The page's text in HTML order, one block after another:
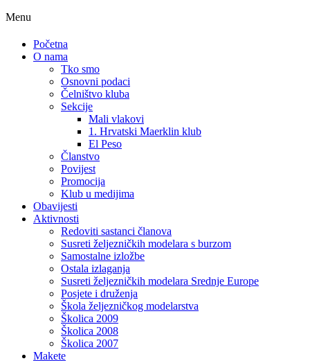
Menu
Početna
O nama
Tko smo
Osnovni podaci
Čelništvo kluba
Sekcije
Mali vlakovi
1. Hrvatski Maerklin klub
El Peso
Članstvo
Povijest
Promocija
Klub u medijima
Obavijesti
Aktivnosti
Redoviti sastanci članova
Susreti željezničkih modelara s burzom
Samostalne izložbe
Ostala izlaganja
Susreti željezničkih modelara Srednje Europe
Posjete i druženja
Škola željezničkog modelarstva
Školica 2009
Školica 2008
Školica 2007
Makete